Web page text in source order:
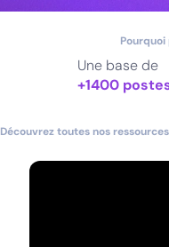
Une base de
+1400
Découvrez toutes nos